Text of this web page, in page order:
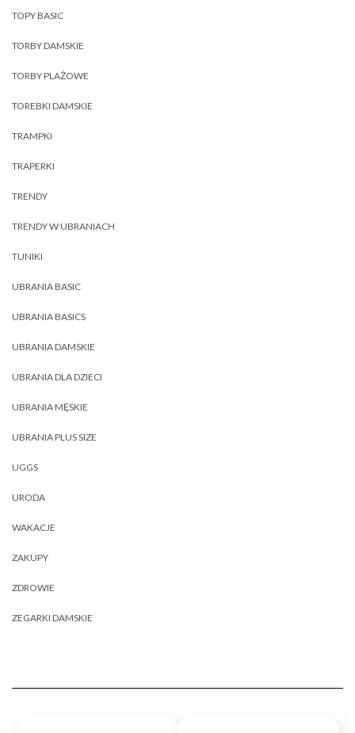
TOPY BASIC
TORBY DAMSKIE
TORBY PLAŻOWE
TOREBKI DAMSKIE
TRAMPKI
TRAPERKI
TRENDY
TRENDY W UBRANIACH
TUNIKI
UBRANIA BASIC
UBRANIA BASICS
UBRANIA DAMSKIE
UBRANIA DLA DZIECI
UBRANIA MĘSKIE
UBRANIA PLUS SIZE
UGGS
URODA
WAKACJE
ZAKUPY
ZDROWIE
ZEGARKI DAMSKIE